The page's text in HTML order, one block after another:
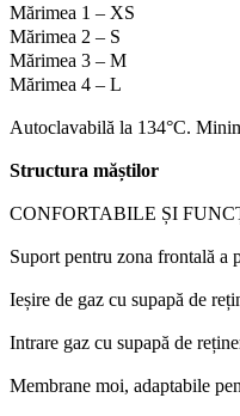
Mărimea 1 – XS
Mărimea 2 – S
Mărimea 3 – M
Mărimea 4 – L
Autoclavabilă la 134°C.
Structura măștilor
CONFORTABILE ȘI
Suport pentru zona frontală a
Ieșire de gaz cu supapă de
Intrare gaz cu supapă de
Membrane moi, adaptabile